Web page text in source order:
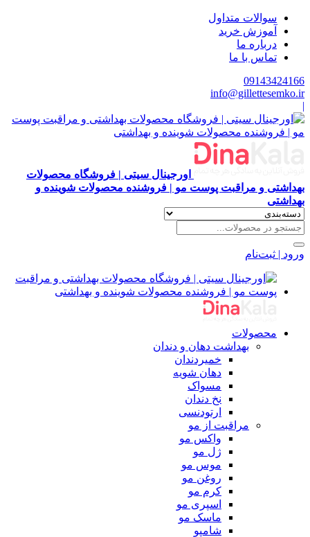
سوالات متداول
آموزش خرید
درباره ما
تماس با ما
09143424166
info@gillettesemko.ir
|
اورجینال سیتی | فروشگاه محصولات
بهداشتی و مراقبت پوست مو | فروشنده محصولات شوینده و
بهداشتی
ورود | ثبت‌نام
محصولات
بهداشت دهان و دندان
خمیردندان
دهان شویه
مسواک
نخ دندان
ارتودنسی
مراقبت از مو
واکس مو
ژل مو
موس مو
روغن مو
کرم مو
اسپری مو
ماسک مو
شامپو